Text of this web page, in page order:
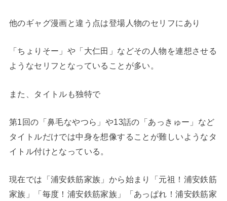
他のギャグ漫画と違う点は登場人物のセリフにあり
「ちょりそー」や「大仁田」などその人物を連想させる
ようなセリフとなっていることが多い。
また、タイトルも独特で
第1回の「鼻毛なやつら」や13話の「あっきゅー」など
タイトルだけでは中身を想像することが難しいようなタ
イトル付けとなっている。
現在では「浦安鉄筋家族」から始まり「元祖！浦安鉄筋
家族」「毎度！浦安鉄筋家族」「あっぱれ！浦安鉄筋家